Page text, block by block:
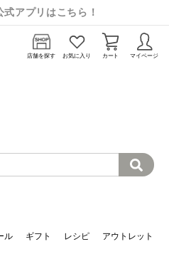
アプリはこちら！
店舗を探す お気に入り カート マイページ
ル ギフト レシピ アウトレット